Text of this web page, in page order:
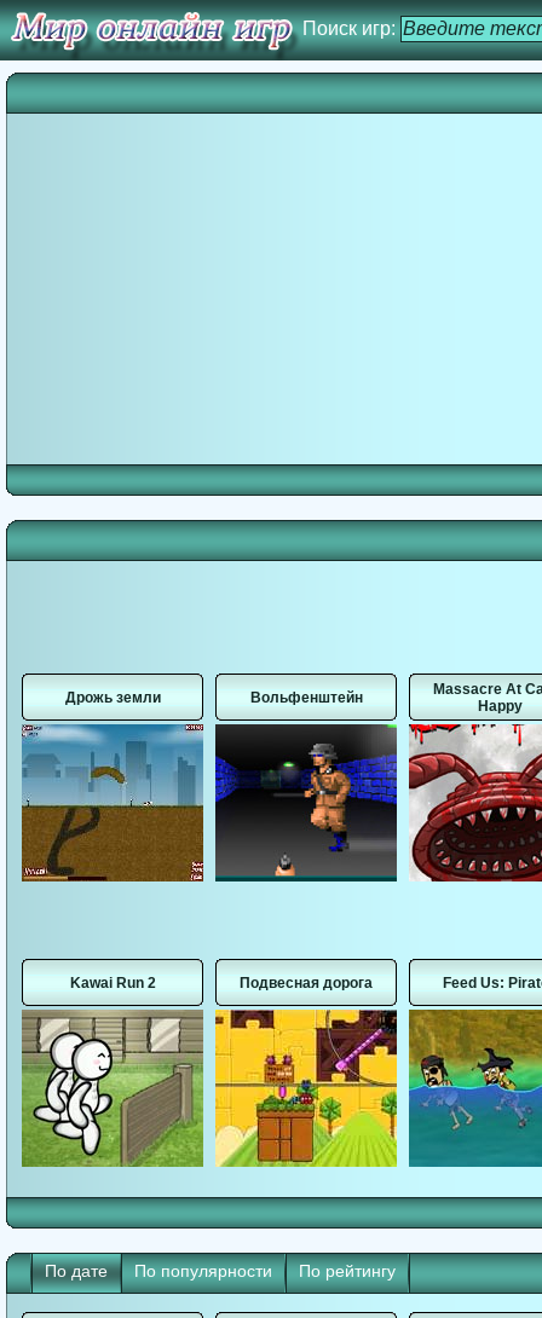
Поиск игр:
Дрожь земли Вольфенштейн
Massacre At
Happy
Kawai Run 2 Подвесная дорога Feed Us:
По дате По популярности По рейтингу